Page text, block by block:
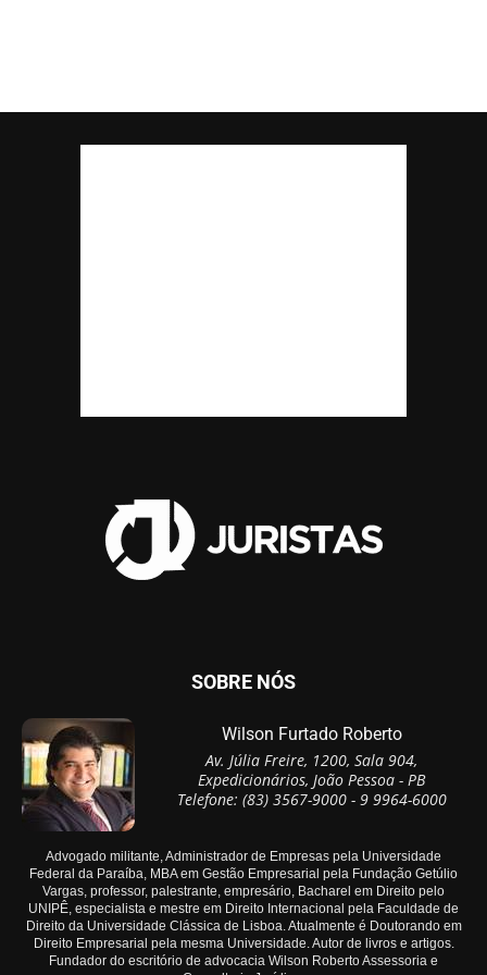
SOBRE NÓS
Wilson Furtado Roberto
Av. Júlia Freire, 1200, Sala 904,
Expedicionários, João Pessoa - PB
Telefone: (83) 3567-9000 - 9 9964-6000
Advogado militante, Administrador de Empresas pela Universidade
Federal da Paraíba, MBA em Gestão Empresarial pela Fundação Getúlio
Vargas, professor, palestrante, empresário, Bacharel em Direito pelo
UNIPÊ, especialista e mestre em Direito Internacional pela Faculdade de
Direito da Universidade Clássica de Lisboa. Atualmente é Doutorando em
Direito Empresarial pela mesma Universidade. Autor de livros e artigos.
Fundador do escritório de advocacia Wilson Roberto Assessoria e